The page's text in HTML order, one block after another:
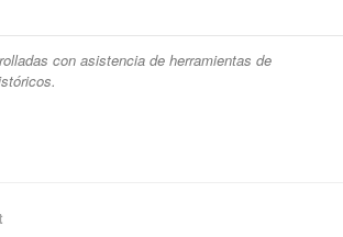
con asistencia de herramientas de